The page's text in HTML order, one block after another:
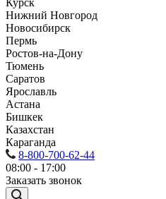
Курск
Нижний Новгород
Новосибирск
Пермь
Ростов-на-Дону
Тюмень
Саратов
Ярославль
Астана
Бишкек
Казахстан
Караганда
8-800-700-62-44
08:00 - 17:00
Заказать звонок